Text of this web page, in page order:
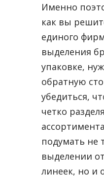
Именно
как вы
единого
выделения
упаковке,
обратную
убедиться,
четко
подумать не
выделении
линеек, но и